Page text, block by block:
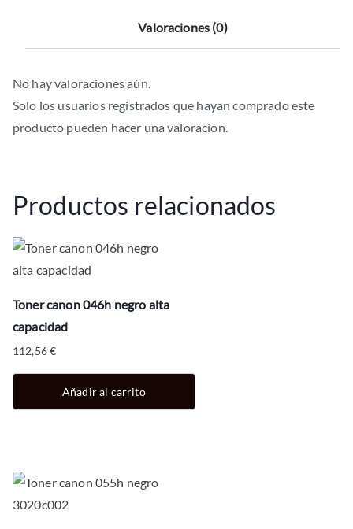
Valoraciones (0)
No hay valoraciones aún.
Solo los usuarios registrados que hayan comprado este
producto pueden hacer una valoración.
Productos relacionados
Toner canon 046h negro alta
capacidad
112,56€
Añadir al carrito